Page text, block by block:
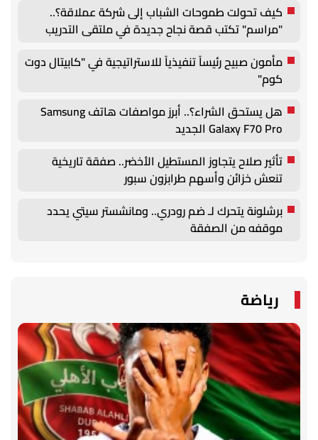
كيف تحولت طموحات الشباب إلى شركة عملاقة؟..
"مراسم" تكتب قصة نجاح جديدة في ملتقى التدريب
والتوظيف الزراعي الأول بجامعة دمنهور
مأمون صبيح رئيساً تنفيذياً للاستراتيجية في "كابيتال دوت
كوم"
هل يستحق الشراء؟.. أبرز مواصفات هاتف Samsung
Galaxy F70 Pro الجديد
تأثير صلاح يتجاوز المستطيل الأخضر.. صفقة تاريخية
تنعش خزائن وأسهم طرابزون سبور
برشلونة يتحرك لـ ضم رودري.. ومانشستر سيتي يحدد
موقفه من الصفقة
رياضة